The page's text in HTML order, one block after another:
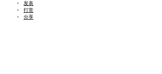
发表
打赏
分享